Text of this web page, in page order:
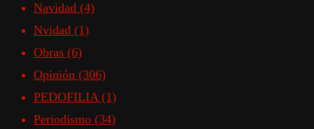
Navidad (4)
Nvidad (1)
Obras (6)
Opinión (306)
PEDOFILIA (1)
Periodismo (34)